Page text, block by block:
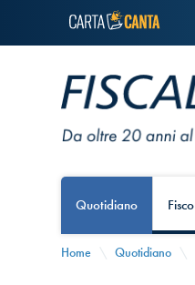
Quotidiano Fisco
Home Quotidiano